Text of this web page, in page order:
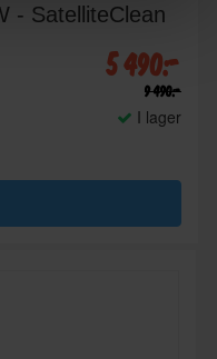
- SatelliteClean
5 490:-
9 490:-
I lager